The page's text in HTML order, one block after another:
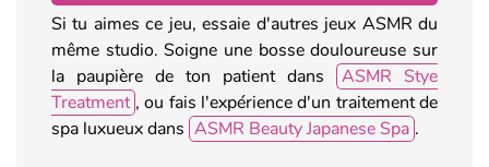
Si tu aimes ce jeu, essaie d'autres jeux ASMR du
même studio. Soigne une bosse douloureuse sur
la paupière de ton patient dans
ASMR Stye
Treatment , ou fais l'expérience d'un traitement de
spa luxueux dans ASMR Beauty Japanese Spa .